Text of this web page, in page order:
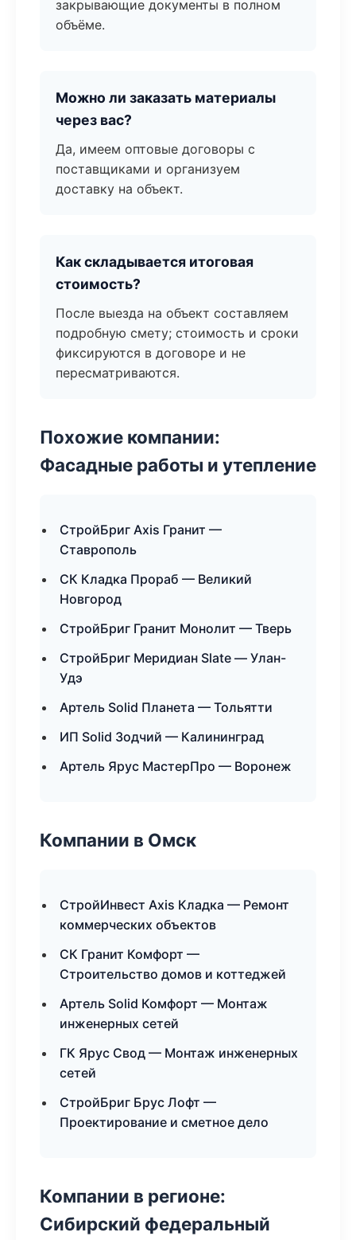
закрывающие документы в полном
объёме.
Можно ли заказать материалы
через вас?
Да, имеем оптовые договоры с
поставщиками и организуем
доставку на объект.
Как складывается итоговая
стоимость?
После выезда на объект составляем
подробную смету; стоимость и сроки
фиксируются в договоре и не
пересматриваются.
Похожие компании:
Фасадные работы и утепление
СтройБриг Axis Гранит —
Ставрополь
СК Кладка Прораб — Великий
Новгород
СтройБриг Гранит Монолит — Тверь
СтройБриг Меридиан Slate — Улан-
Удэ
Артель Solid Планета — Тольятти
ИП Solid Зодчий — Калининград
Артель Ярус МастерПро — Воронеж
Компании в Омск
СтройИнвест Axis Кладка — Ремонт
коммерческих объектов
СК Гранит Комфорт —
Строительство домов и коттеджей
Артель Solid Комфорт — Монтаж
инженерных сетей
ГК Ярус Свод — Монтаж инженерных
сетей
СтройБриг Брус Лофт —
Проектирование и сметное дело
Компании в регионе:
Сибирский федеральный